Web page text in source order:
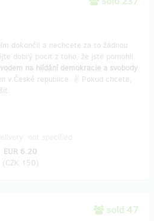
dokončil a nechcete za to žádnou
dobrý pocit z toho, že jste pomohli
na hlídání demokracie a svobody
v České republice. ✌️ Pokud chcete,
EUR 6.20
(CZK 150)
sold 47